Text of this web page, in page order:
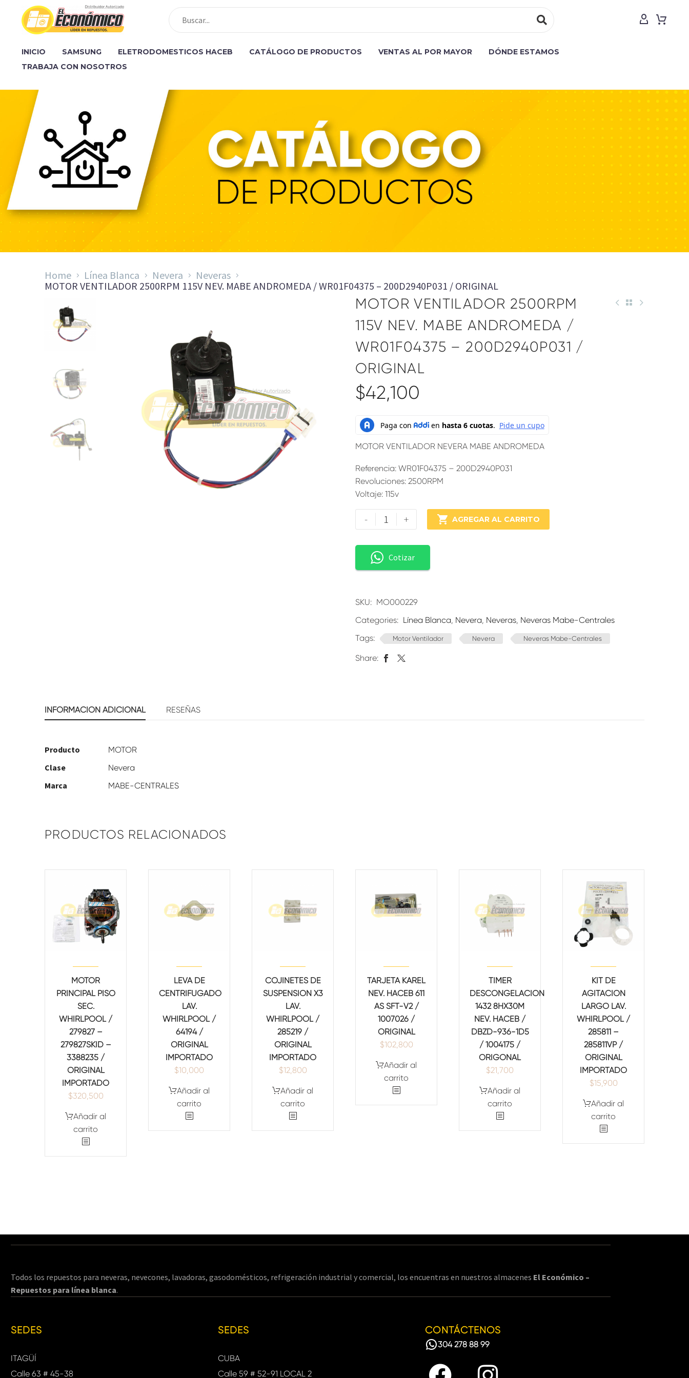
INICIO SAMSUNG ELETRODOMESTICOS HACEB CATÁLOGO DE PRODUCTOS VENTAS AL POR MAYOR
DÓNDE ESTAMOS
TRABAJA CON NOSOTROS
Home Línea Blanca Nevera
Neveras
MOTOR VENTILADOR 2500RPM 115V NEV. MABE ANDROMEDA / WR01F04375 – 200D2940P031 / ORIGINAL
MOTOR VENTILADOR 2500RPM
115V NEV. MABE ANDROMEDA /
WR01F04375 – 200D2940P031 /
ORIGINAL
$42,100
MOTOR VENTILADOR NEVERA MABE ANDROMEDA
Referencia: WR01F04375 – 200D2940P031
Revoluciones: 2500RPM
Voltaje: 115v
- +  AGREGAR AL CARRITO
Cotizar
SKU: MO000229
Categories: Línea Blanca, Nevera, Neveras, Neveras Mabe-Centrales
Tags:
Motor Ventilador Nevera Neveras Mabe-Centrales
Share:
INFORMACIÓN ADICIONAL RESEÑAS
Producto MOTOR
Clase Nevera
Marca MABE-CENTRALES
PRODUCTOS RELACIONADOS
MOTOR
PRINCIPAL PISO
SEC.
WHIRLPOOL /
279827 –
279827SKID –
3388235 /
ORIGINAL
IMPORTADO
$320,500
Añadir al
carrito
LEVA DE
CENTRIFUGADO
LAV.
WHIRLPOOL /
64194 /
ORIGINAL
IMPORTADO
$10,000
Añadir al
carrito
COJINETES DE
SUSPENSION X3
LAV.
WHIRLPOOL /
285219 /
ORIGINAL
IMPORTADO
$12,800
Añadir al
carrito
TARJETA KAREL
NEV. HACEB 611
AS SFT-V2 /
1007026 /
ORIGINAL
$102,800
Añadir al
carrito
TIMER
DESCONGELACION
1432 8HX30M
NEV. HACEB /
DBZD-936-1D5
/ 1004175 /
ORIGONAL
$21,700
Añadir al
carrito
KIT DE
AGITACION
LARGO LAV.
WHIRLPOOL /
285811 –
285811VP /
ORIGINAL
IMPORTADO
$15,900
Añadir al
carrito
Todos los repuestos para neveras, nevecones, lavadoras, gasodomésticos, refrigeración industrial y comercial, los encuentras en nuestros almacenes El Económico –
Repuestos para línea blanca.
SEDES
ITAGÜÍ
Calle 63 # 45-38
SEDES
CUBA
Calle 59 # 52-91 LOCAL 2
CONTÁCTENOS
304 278 88 99